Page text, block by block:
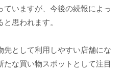
いますが、今後の続報によっ
思われます。
先として利用しやすい店舗にな
たな買い物スポットとして注目